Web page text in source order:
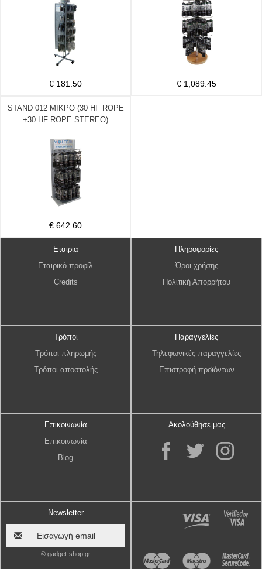
€ 181.50 € 1,089.45
STAND 012 ΜΙΚΡΟ (30 HF ROPE
+30 HF ROPE STEREO)
€ 642.60
Εταιρία
Εταιρικό προφίλ
Credits
Πληροφορίες
Όροι χρήσης
Πολιτική Απορρήτου
Τρόποι
Τρόποι πληρωμής
Τρόποι αποστολής
Παραγγελίες
Τηλεφωνικές παραγγελίες
Επιστροφή προϊόντων
Επικοινωνία
Επικοινωνία
Blog
Ακολούθησε μας
Newsletter
© gadget-shop.gr